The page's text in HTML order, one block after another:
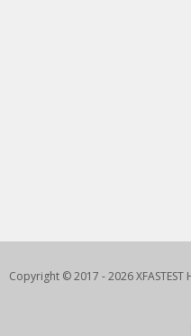
Copyright © 2017 - 2026 XFASTEST